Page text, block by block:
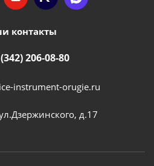
контакты
206-08-80
instrument-orugie.ru
д.17